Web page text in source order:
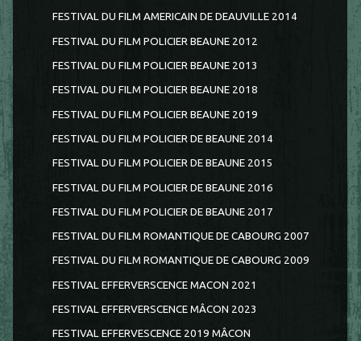
FESTIVAL DU FILM AMERICAIN DE DEAUVILLE 2014
FESTIVAL DU FILM POLICIER BEAUNE 2012
FESTIVAL DU FILM POLICIER BEAUNE 2013
FESTIVAL DU FILM POLICIER BEAUNE 2018
FESTIVAL DU FILM POLICIER BEAUNE 2019
FESTIVAL DU FILM POLICIER DE BEAUNE 2014
FESTIVAL DU FILM POLICIER DE BEAUNE 2015
FESTIVAL DU FILM POLICIER DE BEAUNE 2016
FESTIVAL DU FILM POLICIER DE BEAUNE 2017
FESTIVAL DU FILM ROMANTIQUE DE CABOURG 2007
FESTIVAL DU FILM ROMANTIQUE DE CABOURG 2009
FESTIVAL EFFERVERSCENCE MACON 2021
FESTIVAL EFFERVERSCENCE MÂCON 2023
FESTIVAL EFFERVESCENCE 2019 MÂCON